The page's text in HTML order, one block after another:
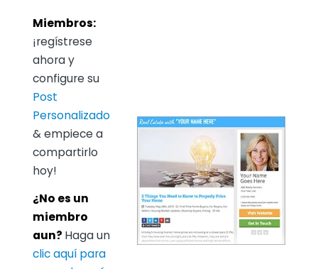
Miembros:
¡regístrese
ahora y
configure su
Post
Personalizado
& empiece a
compartirlo
hoy!
¿No es un
miembro
aun? Haga un
clic aquí para